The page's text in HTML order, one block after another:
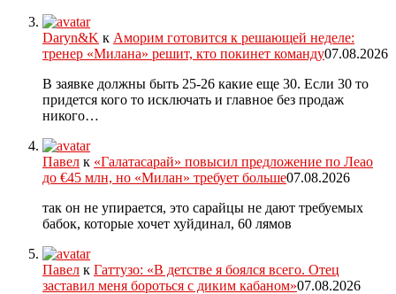
Daryn&K к Аморим готовится к решающей неделе:
тренер «Милана» решит, кто покинет команду07.08.2026
В заявке должны быть 25-26 какие еще 30. Если 30 то
придется кого то исключать и главное без продаж
никого…
Павел к «Галатасарай» повысил предложение по Леао
до €45 млн, но «Милан» требует больше07.08.2026
так он не упирается, это сарайцы не дают требуемых
бабок, которые хочет хуйдинал, 60 лямов
Павел к Гаттузо: «В детстве я боялся всего. Отец
заставил меня бороться с диким кабаном»07.08.2026